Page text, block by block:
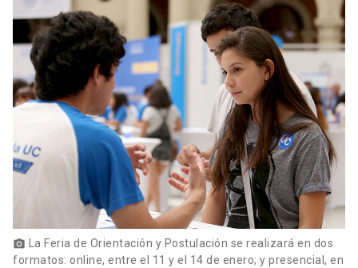
photo_camera La Feria de Orientación y Postulación se realizará en dos
formatos: online, entre el 11 y el 14 de enero; y presencial, en